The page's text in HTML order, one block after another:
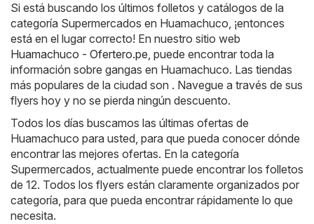
Si está buscando los últimos folletos y catálogos de la
categoría Supermercados en Huamachuco, ¡entonces
está en el lugar correcto! En nuestro sitio web
Huamachuco - Ofertero.pe, puede encontrar toda la
información sobre gangas en Huamachuco. Las tiendas
más populares de la ciudad son . Navegue a través de sus
flyers hoy y no se pierda ningún descuento.
Todos los días buscamos las últimas ofertas de
Huamachuco para usted, para que pueda conocer dónde
encontrar las mejores ofertas. En la categoría
Supermercados, actualmente puede encontrar los folletos
de 12. Todos los flyers están claramente organizados por
categoría, para que pueda encontrar rápidamente lo que
necesita.